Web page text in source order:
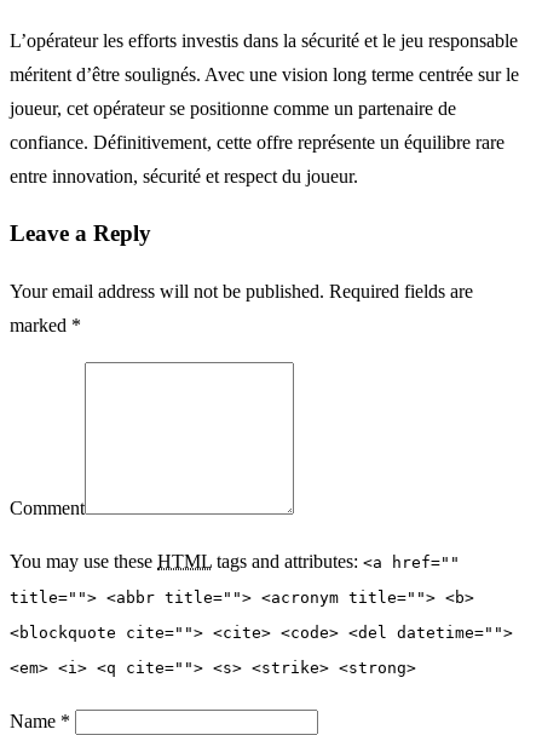
L’opérateur les efforts investis dans la sécurité et le jeu responsable
méritent d’être soulignés. Avec une vision long terme centrée sur le
joueur, cet opérateur se positionne comme un partenaire de
confiance. Définitivement, cette offre représente un équilibre rare
entre innovation, sécurité et respect du joueur.
Leave a Reply
Your email address will not be published. Required fields are
marked *
Comment
You may use these HTML tags and attributes: <a href=""
title=""> <abbr title=""> <acronym title=""> <b>
<blockquote cite=""> <cite> <code> <del datetime="">
<em> <i> <q cite=""> <s> <strike> <strong>
Name *